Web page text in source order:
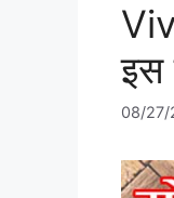
इस
08/27/